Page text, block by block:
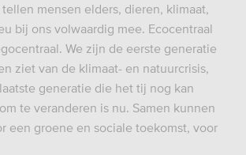
tellen mensen elders, dieren, klimaat,
bij ons volwaardig mee. Ecocentraal
We zijn de eerste generatie
ziet van de klimaat- en natuurcrisis,
generatie die het tij nog kan
te veranderen is nu. Samen kunnen
een groene en sociale toekomst, voor